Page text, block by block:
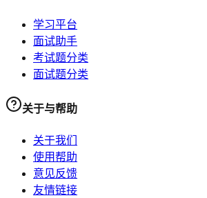
学习平台
面试助手
考试题分类
面试题分类
关于与帮助
关于我们
使用帮助
意见反馈
友情链接